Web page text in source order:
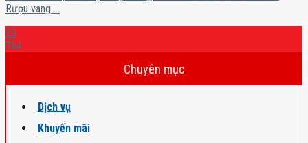
Rượu vang ...
10
Th4
Chuyên mục
Dịch vụ
Khuyến mãi